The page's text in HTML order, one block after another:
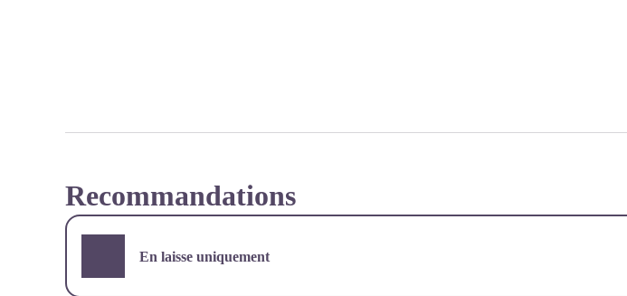
Recommandations
En laisse uniquement